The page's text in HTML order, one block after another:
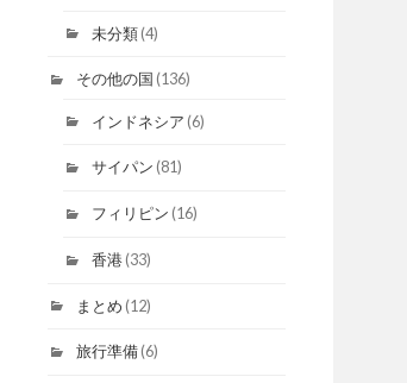
未分類(4)
その他の国 (136)
インドネシア (6)
サイパン (81)
フィリピン (16)
香港(33)
まとめ (12)
旅行準備(6)